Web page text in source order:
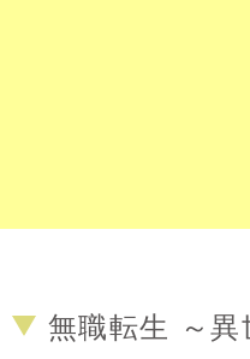
無職転生 ～